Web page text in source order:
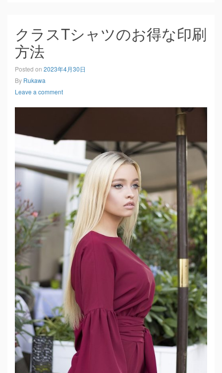
クラスTシャツのお得な印刷
方法
Posted on 2023年4月30日
By Rukawa
Leave a comment